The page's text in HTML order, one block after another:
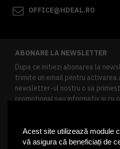
Acest site utilizează module
vă asigura că beneficiați de
OFFICE@HDEAL.RO
ABONARE LA NEWSLETTER
Dupa ce initiezi abonarea la
trimite un email pentru activarea
newsletter-ul nostru o sa
promotional sau informativ si cu
redusa. Daca doresti sa te
newsletter primit, daca esti
speciala in contul tau in acest
contacta oricand pe email